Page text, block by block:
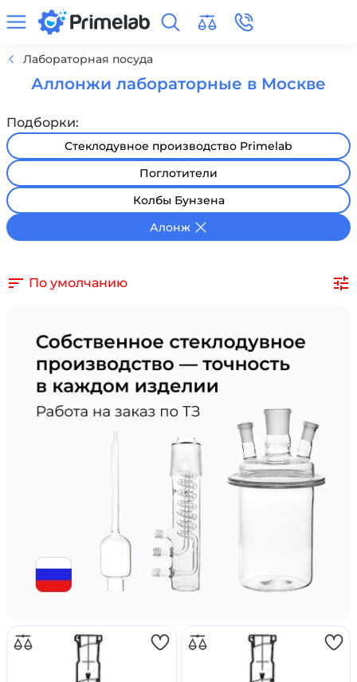
Лабораторная посуда
Аллонжи лабораторные в Москве
Подборки:
Стеклодувное производство Primelab
Поглотители
Колбы Бунзена
Алонж
По умолчанию